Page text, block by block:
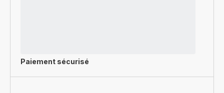
Paiement sécurisé